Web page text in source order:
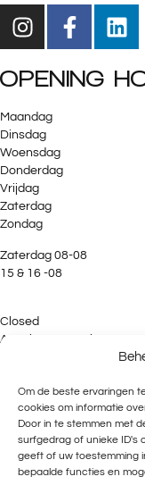
Om de beste ervaringen
cookies om informatie
Door in te stemmen met
surfgedrag of unieke ID's
geeft of uw toestemming
bepaalde functies en
OPENING
Maandag
Dinsdag
Woensdag
Donderdag
Vrijdag
Zaterdag
Zondag
Zaterdag 08-08
15 & 16 -08
Closed
Appointment only
12:00 PM – 5:00 PM
12:00 PM – 5:00 PM
12:30 PM – 5:00 PM
12:00-14:30